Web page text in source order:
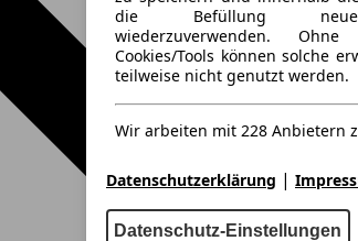
die Befüllung neuer
wiederzuverwenden.
Cookies/Tools können solche
teilweise nicht genutzt werden.
Wir arbeiten mit 228 Anbietern
Datenschutzerklärung |
Datenschutz-Einstellungen